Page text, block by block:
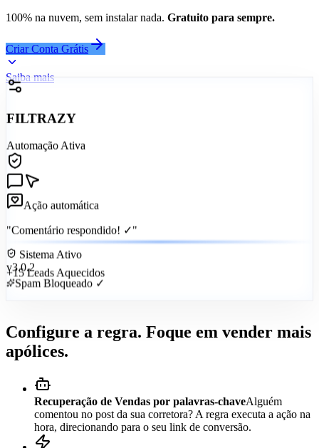
100% na nuvem, sem instalar nada. Gratuito para sempre.
Criar Conta Grátis
Saiba mais
FILTRAZY
Automação Ativa
Ação automática
"Comentário respondido! ✓"
Sistema Ativo
v3.0.2
+15 Leads Aquecidos
Spam Bloqueado ✓
Configure a regra. Foque em vender mais
apólices.
Recuperação de Vendas por palavras-chaveAlguém
comentou no post da sua corretora? A regra executa a ação na
hora, direcionando para o seu link de conversão.